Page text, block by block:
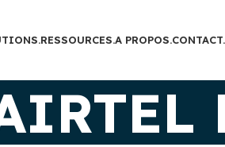
RESSOURCES.A PROPOS.CONTACT.